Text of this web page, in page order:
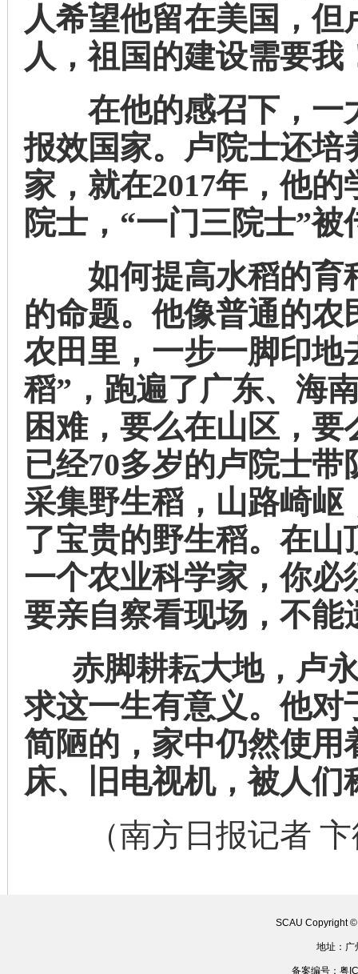
人希望他留在美国，
人，祖国的建设需要我
在他的感召下，一
报效国家。卢院士还培
家，就在2017年，他
院士，“一门三院士”被
如何提高水稻的育
的命题。他像普通的
农田里，一步一脚印地
稻”，跑遍了广东、海
困难，要么在山区，
已经70多岁的卢院士
采集野生稻，山路崎岖
了宝贵的野生稻。在
一个农业科学家，你
要亲自察看现场，不能
赤脚耕耘大地，卢永
求这一生有意义。他对
简陋的，家中仍然使用
床、旧电视机，被人们
（南方日报记者 卞
SCAU Copyright
地址：广
备案编号：粤